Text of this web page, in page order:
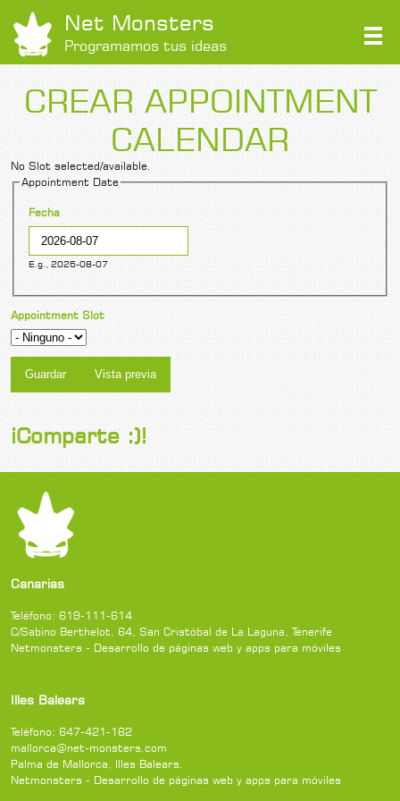
Net Monsters
Programamos tus ideas
CREAR APPOINTMENT
CALENDAR
No Slot selected/available.
Appointment Date
Fecha
E.g., 2026-08-07
Appointment Slot
Pestañas verticales
¡Comparte :)!
Canarias
Teléfono: 619-111-614
C/Sabino Berthelot, 64 San Cristóbal de La Laguna ,Tenerife
Netmonsters - Desarrollo de páginas web y apps para móviles
Illes Balears
Teléfono: 647-421-162
mallorca@net-monsters.com
Palma de Mallorca
Illes Balears
Netmonsters - Desarrollo de páginas web y apps para móviles